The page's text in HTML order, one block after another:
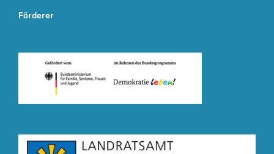
Förderer